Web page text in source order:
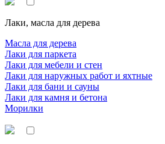
Лаки, масла для дерева
Масла для дерева
Лаки для паркета
Лаки для мебели и стен
Лаки для наружных работ и яхтные
Лаки для бани и сауны
Лаки для камня и бетона
Морилки